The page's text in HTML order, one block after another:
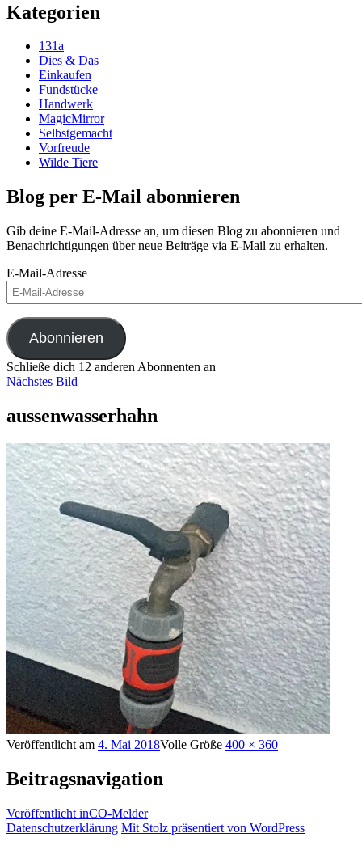
Kategorien
131a
Dies & Das
Einkaufen
Fundstücke
Handwerk
MagicMirror
Selbstgemacht
Vorfreude
Wilde Tiere
Blog per E-Mail abonnieren
Gib deine E-Mail-Adresse an, um diesen Blog zu abonnieren und
Benachrichtigungen über neue Beiträge via E-Mail zu erhalten.
E-Mail-Adresse
Abonnieren
Schließe dich 12 anderen Abonnenten an
Nächstes Bild
aussenwasserhahn
Veröffentlicht am 4. Mai 2018Volle Größe 400 × 360
Beitragsnavigation
Veröffentlicht inCO-Melder
Datenschutzerklärung Mit Stolz präsentiert von WordPress